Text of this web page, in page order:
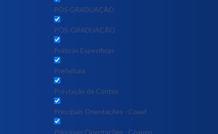
PÓS GRADUAÇÃO
PÓS-GRADUAÇÃO
Práticas Específicas
Prefeitura
Prestação de Contas
Principais Orientações - Coaaf
Principais Orientações - Coapen